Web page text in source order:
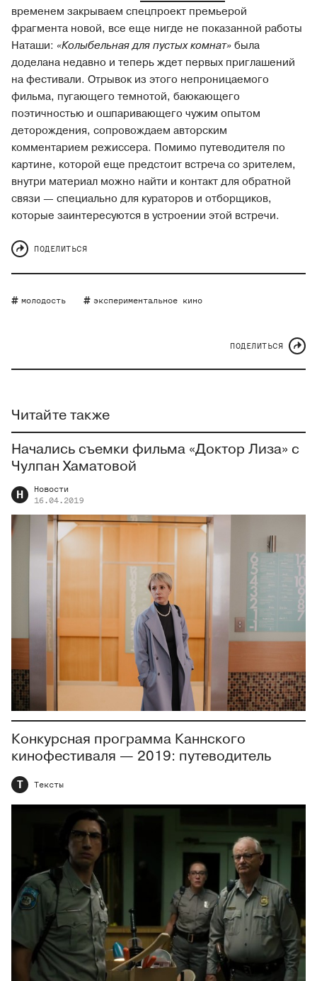
временем закрываем спецпроект премьерой
фрагмента новой, все еще нигде не показанной работы
Наташи: «Колыбельная для пустых комнат»была
доделана недавно и теперь ждет первых приглашений
на фестивали. Отрывок из этого непроницаемого
фильма, пугающего темнотой, баюкающего
поэтичностью и ошпаривающего чужим опытом
деторождения, сопровождаем авторским
комментарием режиссера. Помимо путеводителя по
картине, которой еще предстоит встреча со зрителем,
внутри материал можно найти и контакт для обратной
связи — специально для кураторов и отборщиков,
которые заинтересуются в устроении этой встречи.
ПОДЕЛИТЬСЯ
молодость экспериментальное кино
ПОДЕЛИТЬСЯ
Читайте также
Начались съемки фильма «Доктор Лиза» с
Чулпан Хаматовой
Н
Новости
16.04.2019
Конкурсная программа Каннского
кинофестиваля — 2019: путеводитель
Т Тексты